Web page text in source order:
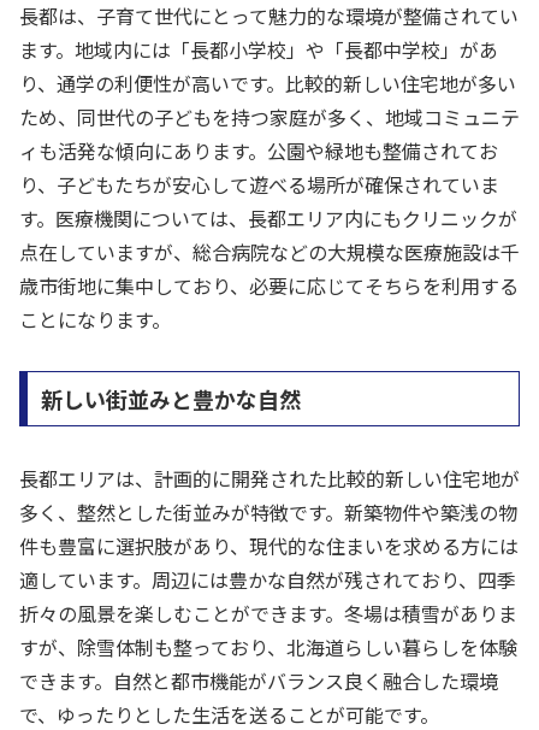
長都は、子育て世代にとって魅力的な環境が整備されてい
ます。地域内には「長都小学校」や「長都中学校」があ
り、通学の利便性が高いです。比較的新しい住宅地が多い
ため、同世代の子どもを持つ家庭が多く、地域コミュニテ
ィも活発な傾向にあります。公園や緑地も整備されてお
り、子どもたちが安心して遊べる場所が確保されていま
す。医療機関については、長都エリア内にもクリニックが
点在していますが、総合病院などの大規模な医療施設は千
歳市街地に集中しており、必要に応じてそちらを利用する
ことになります。
新しい街並みと豊かな自然
長都エリアは、計画的に開発された比較的新しい住宅地が
多く、整然とした街並みが特徴です。新築物件や築浅の物
件も豊富に選択肢があり、現代的な住まいを求める方には
適しています。周辺には豊かな自然が残されており、四季
折々の風景を楽しむことができます。冬場は積雪がありま
すが、除雪体制も整っており、北海道らしい暮らしを体験
できます。自然と都市機能がバランス良く融合した環境
で、ゆったりとした生活を送ることが可能です。